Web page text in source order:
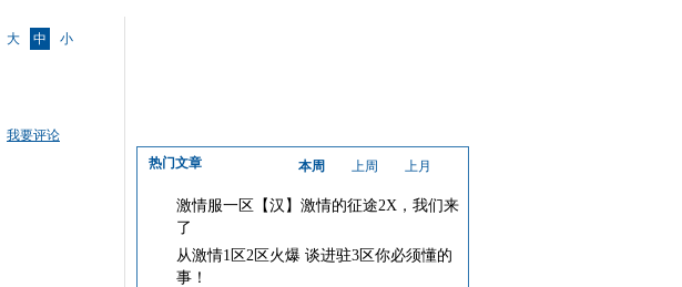
大 中 小
我要评论
热门文章 本周 上周 上月
激情服一区【汉】激情的征途2X，我们来
了
从激情1区2区火爆 谈进驻3区你必须懂的
事！